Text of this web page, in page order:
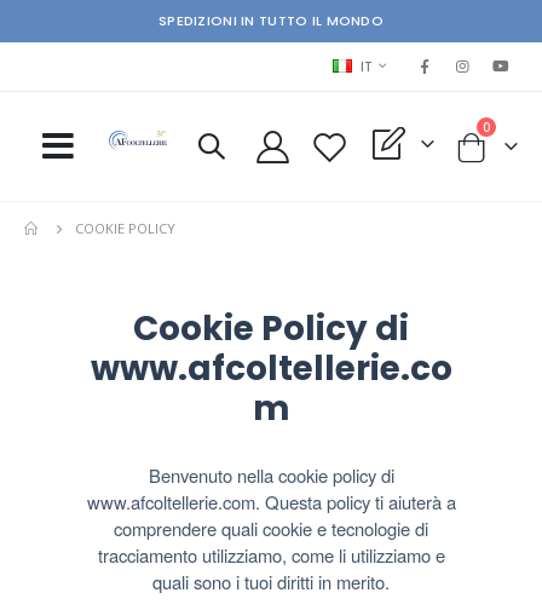
SPEDIZIONI IN TUTTO IL MONDO
LINGUA
IT
My Quote Cart
0elementi
COOKIE POLICY
Cookie Policy di
www.afcoltellerie.co
m
Benvenuto nella cookie policy di
www.afcoltellerie.com. Questa policy ti aiuterà a
comprendere quali cookie e tecnologie di
tracciamento utilizziamo, come li utilizziamo e
quali sono i tuoi diritti in merito.